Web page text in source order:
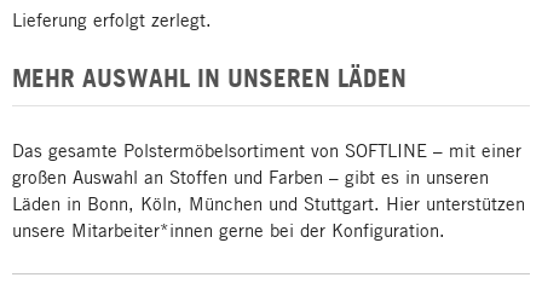
Lieferung erfolgt zerlegt.
MEHR AUSWAHL IN UNSEREN LÄDEN
Das gesamte Polstermöbelsortiment von SOFTLINE – mit einer
großen Auswahl an Stoffen und Farben – gibt es in unseren
Läden in Bonn, Köln, München und Stuttgart. Hier unterstützen
unsere Mitarbeiter*innen gerne bei der Konfiguration.